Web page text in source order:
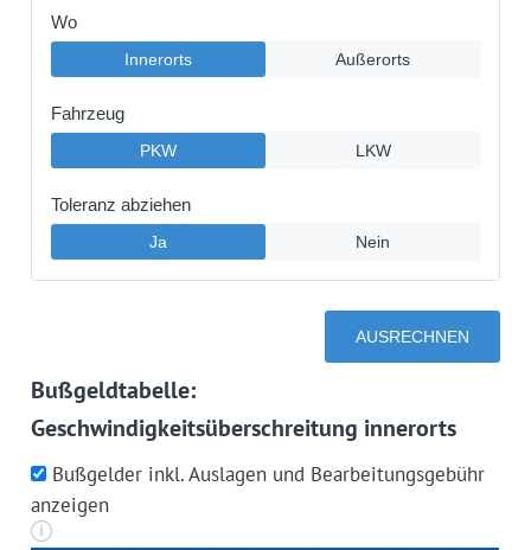
Bußgeldtabelle:
Geschwindigkeitsüberschreitung innerorts
Bußgelder inkl. Auslagen und Bearbeitungsgebühr
anzeigen
i